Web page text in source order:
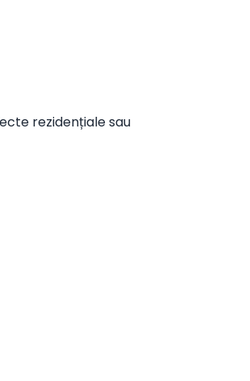
rezidențiale sau